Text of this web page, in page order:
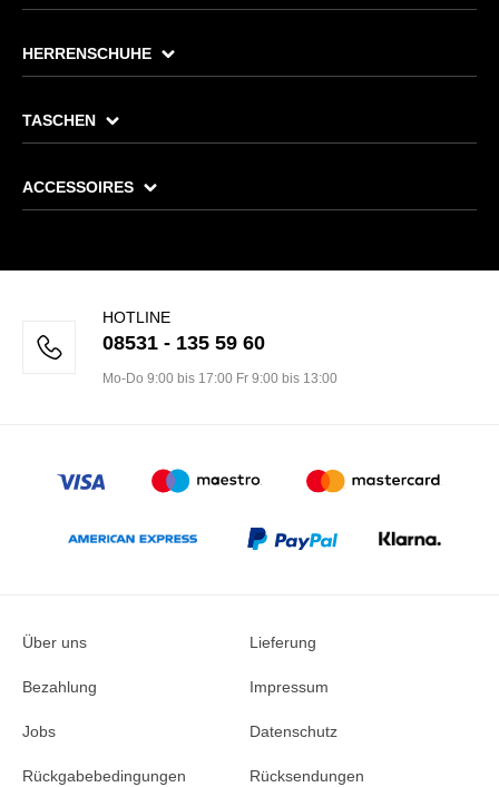
HERRENSCHUHE
TASCHEN
ACCESSOIRES
HOTLINE
08531 - 135 59 60
Mo-Do 9:00 bis 17:00 Fr 9:00 bis 13:00
Über uns Lieferung
Bezahlung Impressum
Jobs Datenschutz
Rückgabebedingungen Rücksendungen